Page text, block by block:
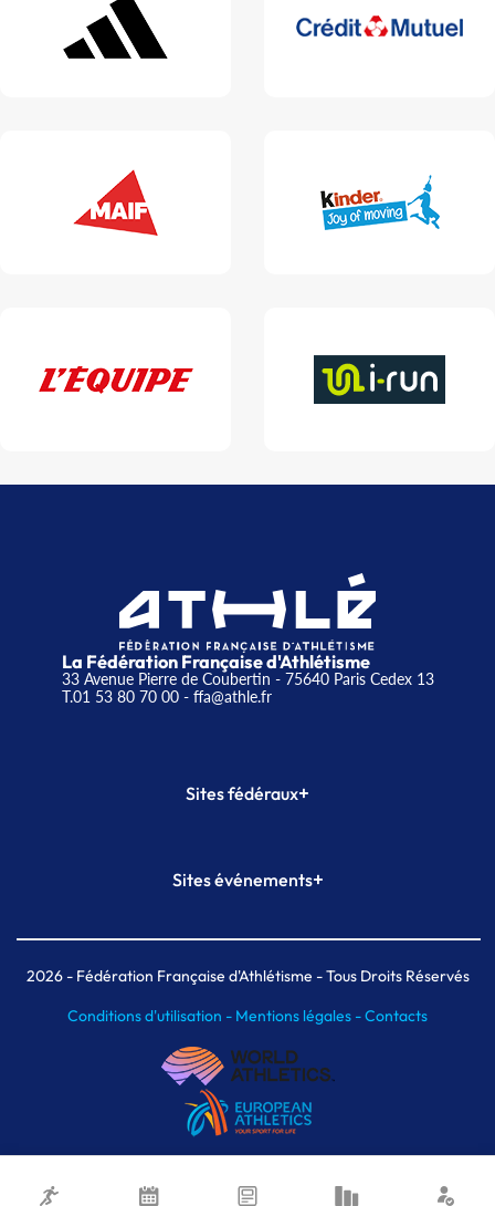
La Fédération Française d'Athlétisme
33 Avenue Pierre de Coubertin - 75640 Paris Cedex 13
T.01 53 80 70 00- ffa@athle.fr
Sites fédéraux+
Plateforme Formation
Sites événements+
Meeting de Paris indoor
MAIF Ekiden de Paris
2026- Fédération Française d'Athlétisme - Tous Droits Réservés
Conditions d'utilisation - Mentions légales -Contacts